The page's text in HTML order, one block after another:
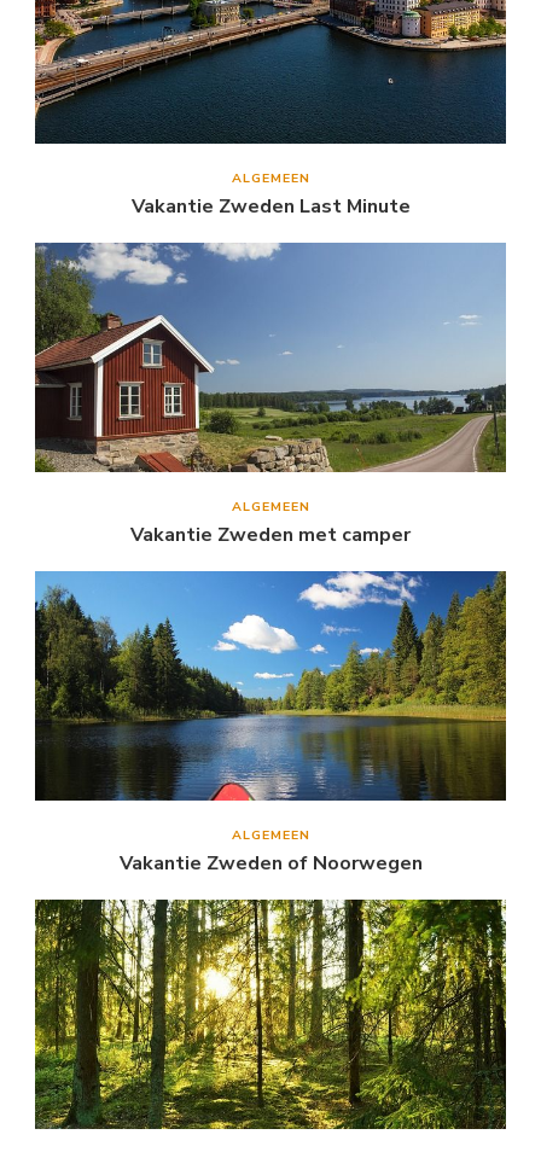
ALGEMEEN
Vakantie Zweden Last Minute
ALGEMEEN
Vakantie Zweden met camper
ALGEMEEN
Vakantie Zweden of Noorwegen